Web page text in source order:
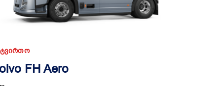
FH Aero